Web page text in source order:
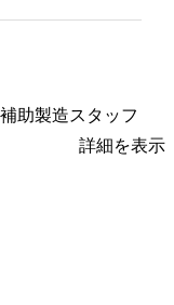
助製造スタッフ
詳細を表示